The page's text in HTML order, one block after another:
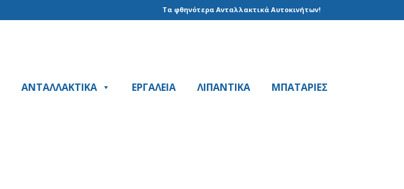
Τα φθηνότερα Ανταλλακτικά Αυτοκινήτων!
ΑΝΤΑΛΛΑΚΤΙΚΑ EPΓAΛΕΙΑ ΛΙΠΑΝΤΙΚΑ ΜΠΑΤΑΡΙΕΣ